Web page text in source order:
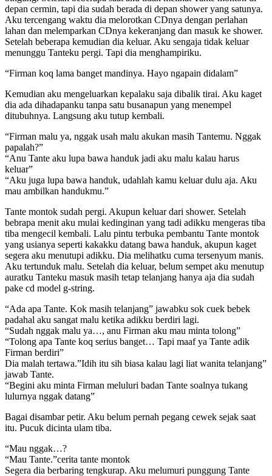
depan cermin, tapi dia sudah berada di depan shower yang satunya.
Aku tercengang waktu dia melorotkan CDnya dengan perlahan
lahan dan melemparkan CDnya kekeranjang dan masuk ke shower.
Setelah beberapa kemudian dia keluar. Aku sengaja tidak keluar
menunggu Tanteku pergi. Tapi dia menghampiriku.
“Firman koq lama banget mandinya. Hayo ngapain didalam”
Kemudian aku mengeluarkan kepalaku saja dibalik tirai. Aku kaget
dia ada dihadapanku tanpa satu busanapun yang menempel
ditubuhnya. Langsung aku tutup kembali.
“Firman malu ya, nggak usah malu akukan masih Tantemu. Nggak
papalah?”
“Anu Tante aku lupa bawa handuk jadi aku malu kalau harus
keluar”
“Aku juga lupa bawa handuk, udahlah kamu keluar dulu aja. Aku
mau ambilkan handukmu.”
Tante montok sudah pergi. Akupun keluar dari shower. Setelah
bebrapa menit aku mulai kedinginan yang tadi adikku mengeras tiba
tiba mengecil kembali. Lalu pintu terbuka pembantu Tante montok
yang usianya seperti kakakku datang bawa handuk, akupun kaget
segera aku menutupi adikku. Dia melihatku cuma tersenyum manis.
Aku tertunduk malu. Setelah dia keluar, belum sempet aku menutup
auratku Tanteku masuk masih tetap telanjang hanya aja dia sudah
pake cd model g-string.
“Ada apa Tante. Kok masih telanjang” jawabku sok cuek bebek
padahal aku sangat malu ketika adikku berdiri lagi.
“Sudah nggak malu ya…, anu Firman aku mau minta tolong”
“Tolong apa Tante koq serius banget… Tapi maaf ya Tante adik
Firman berdiri”
Dia malah tertawa.”Idih itu sih biasa kalau lagi liat wanita telanjang”
jawab Tante.
“Begini aku minta Firman meluluri badan Tante soalnya tukang
lulurnya nggak datang”
Bagai disambar petir. Aku belum pernah pegang cewek sejak saat
itu. Pucuk dicinta ulam tiba.
“Mau nggak…?
“Mau Tante.”cerita tante montok
Segera dia berbaring tengkurap. Aku melumuri punggung Tante